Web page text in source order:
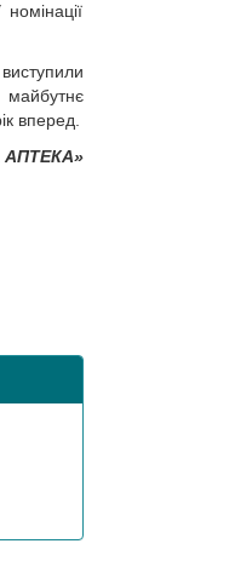
майбутнє
вперед.
АПТЕКА»